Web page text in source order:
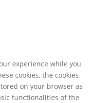
experience while you
cookies, the cookies
on your browser as
functionalities of the